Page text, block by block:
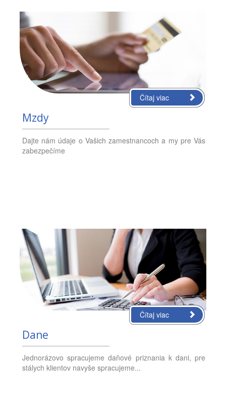
Čítaj viac
Mzdy
Dajte nám údaje o Vašich zamestnancoch a my pre Vás
zabezpečíme
Čítaj viac
Dane
Jednorázovo spracujeme daňové priznania k dani, pre
stálych klientov navyše spracujeme...